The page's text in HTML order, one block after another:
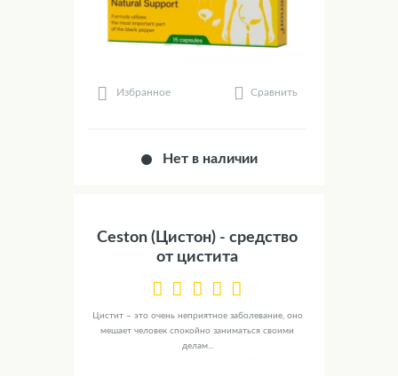
Избранное Сравнить
Нет в наличии
Ceston (Цистон) - средство
от цистита
Цистит – это очень неприятное заболевание, оно
мешает человек спокойно заниматься своими
делам...